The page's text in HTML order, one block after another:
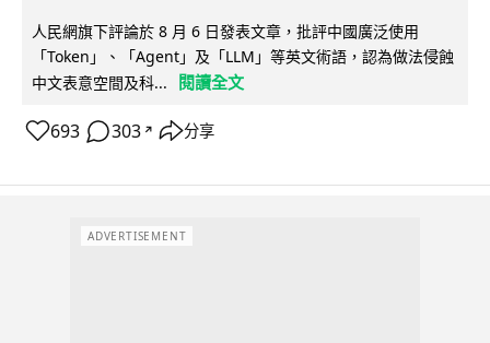
人民網旗下評論於 8 月 6 日發表文章，批評中國廣泛使用
「Token」、「Agent」及「LLM」等英文術語，認為做法侵蝕
中文表意空間及科...
閱讀全文
693 303 ↗ 分享
ADVERTISEMENT